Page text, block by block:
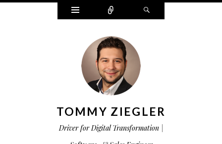
Widgets
TOMMY ZIEGLER
Driver for Digital Transformation |